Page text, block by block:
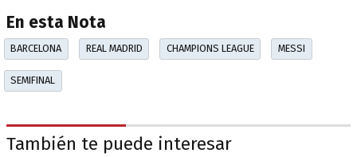
En esta Nota
BARCELONA REAL MADRID CHAMPIONS LEAGUE MESSI
SEMIFINAL
También te puede interesar